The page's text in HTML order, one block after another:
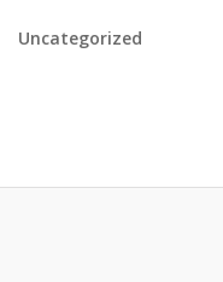
Uncategorized